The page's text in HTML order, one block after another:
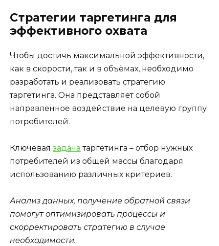
Стратегии таргетинга для
эффективного охвата
Чтобы достичь максимальной эффективности,
как в скорости, так и в объёмах, необходимо
разработать и реализовать стратегию
таргетинга. Она представляет собой
направленное воздействие на целевую группу
потребителей.
Ключевая задача таргетинга – отбор нужных
потребителей из общей массы благодаря
использованию различных критериев.
Анализ данных, получение обратной связи
помогут оптимизировать процессы и
скорректировать стратегию в случае
необходимости.